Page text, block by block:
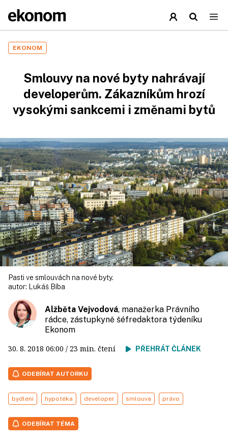
EKONOM
Smlouvy na nové byty nahrávají
developerům. Zákazníkům hrozí
vysokými sankcemi i změnami bytů
Pasti ve smlouvách na nové byty.
autor:
Lukáš Bíba
Alžběta Vejvodová, manažerka Právního
rádce, zástupkyně šéfredaktora týdeníku
Ekonom
30. 8. 2018 06:00 / 23 min. čtení PŘEHRÁT ČLÁNEK
ODEBÍRAT AUTORKU
bydlení hypotéka developer smlouva právo
ODEBÍRAT TÉMA